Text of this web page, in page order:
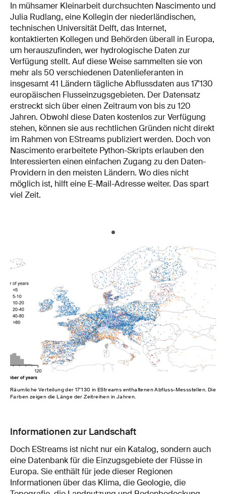
In mühsamer Kleinarbeit durchsuchten Nascimento und
Julia Rudlang, eine Kollegin der niederländischen,
technischen Universität Delft, das Internet,
kontaktierten Kollegen und Behörden überall in Europa,
um herauszufinden, wer hydrologische Daten zur
Verfügung stellt. Auf diese Weise sammelten sie von
mehr als 50 verschiedenen Datenlieferanten in
insgesamt 41 Ländern tägliche Abflussdaten aus 17'130
europäischen Flusseinzugsgebieten. Der Datensatz
erstreckt sich über einen Zeitraum von bis zu 120
Jahren. Obwohl diese Daten kostenlos zur Verfügung
stehen, können sie aus rechtlichen Gründen nicht direkt
im Rahmen von EStreams publiziert werden. Doch von
Nascimento erarbeitete Python-Skripts erlauben den
Interessierten einen einfachen Zugang zu den Daten-
Providern in den meisten Ländern. Wo dies nicht
möglich ist, hilft eine E-Mail-Adresse weiter. Das spart
viel Zeit.
Räumliche Verteilung der 17'130 in EStreams enthaltenen Abfluss-Messstellen. Die
Farben zeigen die Länge der Zeitreihen in Jahren.
Informationen zur Landschaft
Doch EStreams ist nicht nur ein Katalog, sondern auch
eine Datenbank für die Einzugsgebiete der Flüsse in
Europa. Sie enthält für jede dieser Regionen
Informationen über das Klima, die Geologie, die